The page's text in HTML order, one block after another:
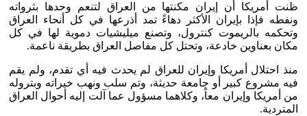
ظنت أمريكا أن إيران مكنتها من العراق لتنعم وحدها بثرواته
ونفطه فإذا بإيران الأكثر دهاءً تمد أذرعها في كل أنحاء العراق
وتحكمه بالريموت كنترول، وتصنع ميليشيات دموية لها في كل
مكان بعناوين خادعة، وتحتل كل مفاصل العراق بطريقة ناعمة.
منذ احتلال أمريكا وإيران للعراق لم يحدث فيه أي تقدم، ولم يقم
فيه مشروع كبير أو جامعة حديثة، وتم سلب ونهب خيراته وبتروله
من أمريكا وإيران معاً، وكلاهما مسؤول عما آلت إليه أحوال العراق
المتردية.